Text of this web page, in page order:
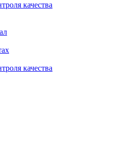
качества
качества